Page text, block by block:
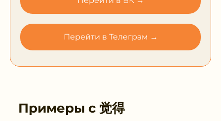
Перейти в Телеграм →
Примеры с 觉得